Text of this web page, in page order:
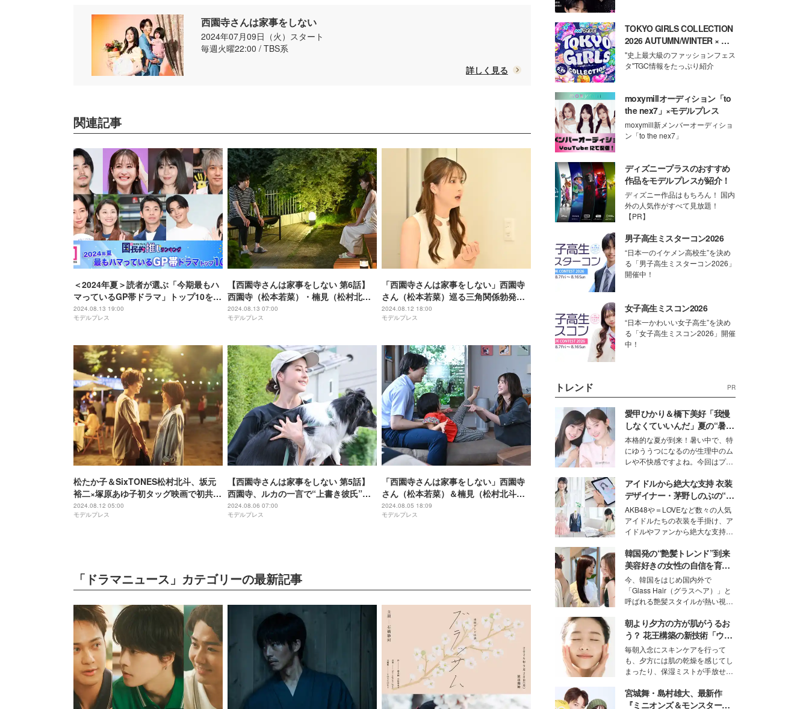
西園寺さんは家事をしない
2024年07月09日（火）スタート
毎週火曜22:00 / TBS系
詳しく見る
関連記事
＜2024年夏＞読者が選ぶ「今期最もハ
マっているGP帯ドラマ」トップ10を発
表【モデルプレス国民的推しランキン
グ】
2024.08.13 19:00
モデルプレス
【西園寺さんは家事をしない 第6話】
西園寺（松本若菜）・楠見（松村北
斗）・横井（津田健次郎）、“恋のトラ
イアングル”発生でカオス状況に？
2024.08.13 07:00
モデルプレス
「西園寺さんは家事をしない」西園寺
さん（松本若菜）巡る三角関係勃発ラ
ストシーン、原作再現の強いこだわり
“偽家族”に新たな変化も？【第6話プロ
2024.08.12 18:00
モデルプレス
松たか子＆SixTONES松村北斗、坂元
裕二×塚原あゆ子初タッグ映画で初共演
オリジナルラブストーリー制作決定
【ファーストキス 1ST KISS】
2024.08.12 05:00
モデルプレス
【西園寺さんは家事をしない 第5話】
西園寺、ルカの一言で“上書き彼氏”づ
くりに奔走？
2024.08.06 07:00
モデルプレス
「西園寺さんは家事をしない」西園寺
さん（松本若菜）＆楠見（松村北斗）
は「一筋縄ではいかない2人」新たなフ
ェーズへ突入【第5話プロデューサーコ
2024.08.05 18:09
モデルプレス
「ドラマニュース」カテゴリーの最新記事
TOKYO GIRLS COLLECTION
2026 AUTUMN/WINTER × モ
デルプレス
"史上最大級のファッションフェス
タ"TGC情報をたっぷり紹介
moxymillオーディション「to
the nex7」×モデルプレス
moxymill新メンバーオーディショ
ン「to the nex7」
ディズニープラスのおすすめ
作品をモデルプレスが紹介！
ディズニー作品はもちろん！ 国内
外の人気作がすべて見放題！
【PR】
男子高生ミスターコン2026
“日本一のイケメン高校生”を決め
る「男子高生ミスターコン2026」
開催中！
女子高生ミスコン2026
“日本一かわいい女子高生”を決め
る「女子高生ミスコン2026」開催
中！
トレンド PR
愛甲ひかり＆橋下美好「我慢
しなくていいんだ」夏の“暑さ
対策”の新しい選択肢とは？
本格的な夏が到来！暑い中で、特
にゆううつになるのが生理中のム
レや不快感ですよね。今回はプラ
モデル・愛甲ひかりさんと橋下美
好さんを迎えて本音で女子会トー
ク。猛暑のお出かけを快適に過ご
すヒントや、2人が感動した夏の
生理の新常識にも迫りました。
アイドルから絶大な支持 衣装
デザイナー・茅野しのぶの“可
愛い”を作る美学＜「シチズン
クロスシー」インタビュー＞
AKB48や＝LOVEなど数々の人気
アイドルたちの衣装を手掛け、ア
イドルやファンから絶大な支持を
取締役兼クリエイティブディレク
ター・茅野しのぶ。一人ひとりの
個性に寄り添い、魅力を引き出す
衣装作りは、多くの女性たちに勇
気と自信を与え続けている。
韓国発の“艶髪トレンド”到来
美容好きの女性の自信を育む
「ヘアケア事情」って？
今、韓国をはじめ国内外で
「Glass Hair（グラスヘア）」と
呼ばれる艶髪スタイルが熱い視線
ションの完成度を高めるベースと
して、“髪そのものの美しさ”に改
めて注目する人が増えている様
子。今回は、そんな憧れの艶やか
な髪を日常で叶える、美容好きの
女性たちのヘアケア事情を紹介し
ます。
朝より夕方の方が肌がうるお
う？ 花王構築の新技術「ウォ
ーターキャプチャリングスキ
ン（捕水肌）」がスキンケア
の常識を変える予感
毎朝入念にスキンケアを行って
も、夕方には肌の乾燥を感じてし
まったり、保湿ミストが手放せな
な美容の常識を大きく変える可能
性を秘めた、革新的な「Water
宮城舞・島村雄大、最新作
『ミニオンズ＆モンスター